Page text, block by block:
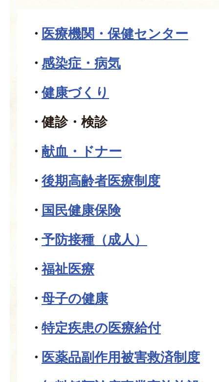
医療機関・保健センター
感染症・病気
健康づくり
健診・検診
献血・ドナー
後期高齢者医療制度
国民健康保険
予防接種（成人）
福祉医療
母子の健康
特定疾患の医療給付
医薬品副作用被害救済制度